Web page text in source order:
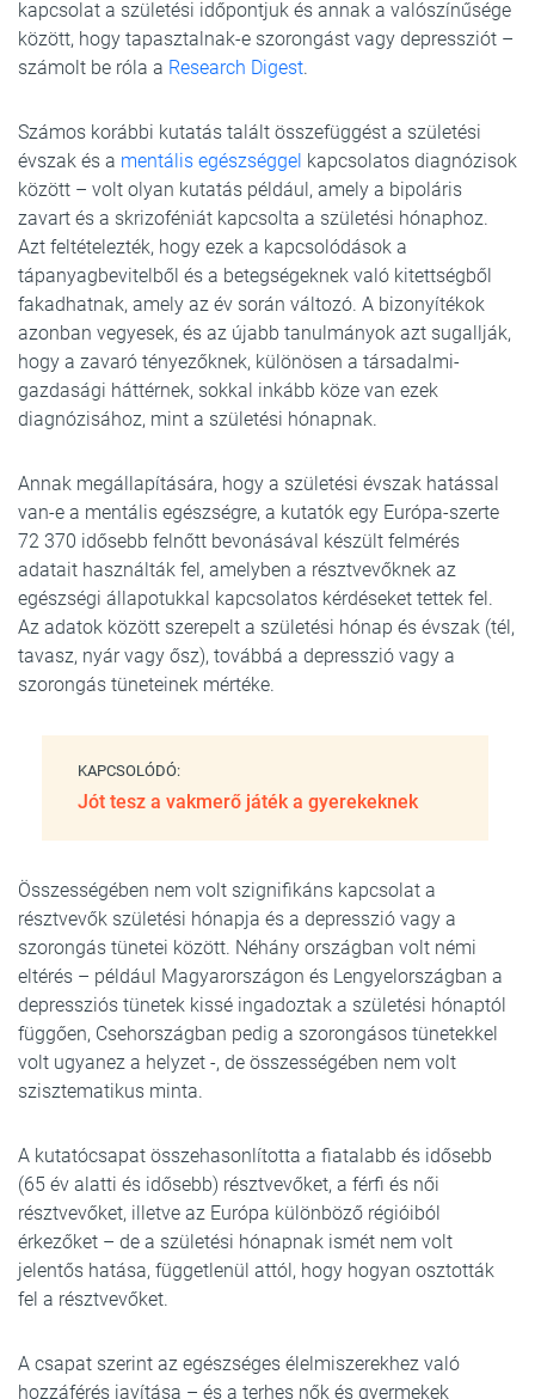
kapcsolat a születési időpontjuk és annak a valószínűsége
között, hogy tapasztalnak-e szorongást vagy depressziót –
számolt be róla a Research Digest.
Számos korábbi kutatás talált összefüggést a születési
évszak és a mentális egészséggel kapcsolatos diagnózisok
között – volt olyan kutatás például, amely a bipoláris
zavart és a skrizoféniát kapcsolta a születési hónaphoz.
Azt feltételezték, hogy ezek a kapcsolódások a
tápanyagbevitelből és a betegségeknek való kitettségből
fakadhatnak, amely az év során változó. A bizonyítékok
azonban vegyesek, és az újabb tanulmányok azt sugallják,
hogy a zavaró tényezőknek, különösen a társadalmi-
gazdasági háttérnek, sokkal inkább köze van ezek
diagnózisához, mint a születési hónapnak.
Annak megállapítására, hogy a születési évszak hatással
van-e a mentális egészségre, a kutatók egy Európa-szerte
72 370 idősebb felnőtt bevonásával készült felmérés
adatait használták fel, amelyben a résztvevőknek az
egészségi állapotukkal kapcsolatos kérdéseket tettek fel.
Az adatok között szerepelt a születési hónap és évszak (tél,
tavasz, nyár vagy ősz), továbbá a depresszió vagy a
szorongás tüneteinek mértéke.
KAPCSOLÓDÓ:
Jót tesz a vakmerő játék a gyerekeknek
Összességében nem volt szignifikáns kapcsolat a
résztvevők születési hónapja és a depresszió vagy a
szorongás tünetei között. Néhány országban volt némi
eltérés – például Magyarországon és Lengyelországban a
depressziós tünetek kissé ingadoztak a születési hónaptól
függően, Csehországban pedig a szorongásos tünetekkel
volt ugyanez a helyzet -, de összességében nem volt
szisztematikus minta.
A kutatócsapat összehasonlította a fiatalabb és idősebb
(65 év alatti és idősebb) résztvevőket, a férfi és női
résztvevőket, illetve az Európa különböző régióiból
érkezőket – de a születési hónapnak ismét nem volt
jelentős hatása, függetlenül attól, hogy hogyan osztották
fel a résztvevőket.
A csapat szerint az egészséges élelmiszerekhez való
hozzáférés javítása – és a terhes nők és gyermekek